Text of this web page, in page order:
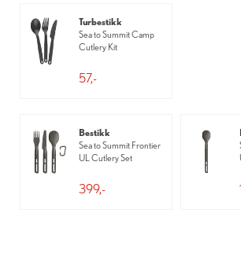
Turbestikk
Sea to Summit Camp
Cutlery Kit
57,-
Bestikk
Sea to Summit Frontier
UL Cutlery Set
399,-